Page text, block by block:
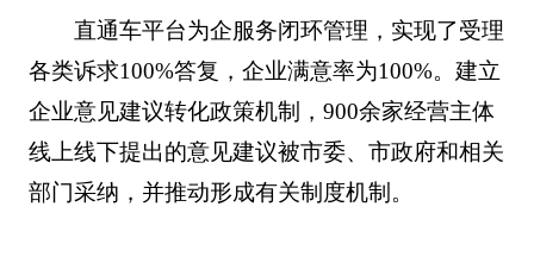
直通车平台为企服务闭环管理，实现了受理
各类诉求100%答复，企业满意率为100%。建立
企业意见建议转化政策机制，900余家经营主体
线上线下提出的意见建议被市委、市政府和相关
部门采纳，并推动形成有关制度机制。